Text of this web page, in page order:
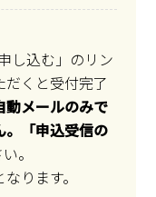
し込む」のリン
くと受付完了
動メールのみで
。「申込受信の
。
ります。